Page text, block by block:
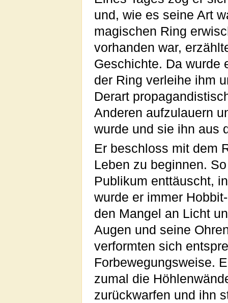
und, wie es seine Art
magischen Ring
vorhanden war,
Geschichte. Da wurde
der Ring verleihe ihm
Derart
Anderen aufzulauern
wurde und sie ihn aus
Er beschloss mit dem
Leben zu beginnen.
Publikum enttäuscht,
wurde er immer
den Mangel an Licht
Augen und seine
verformten sich
Forbewegungsweise.
zumal die
zurückwarfen und ihn